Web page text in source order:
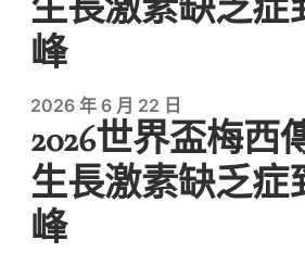
峰
2026 年 6 月 22 日
2026世界盃梅西
生長激素缺乏症
峰